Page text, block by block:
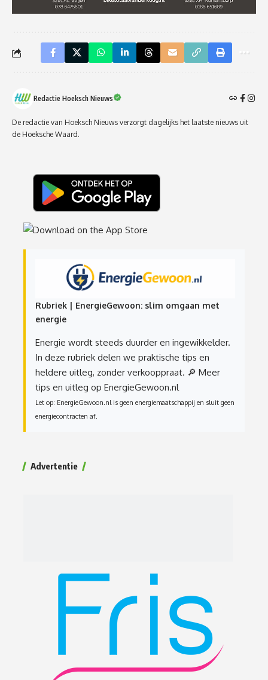
Redactie Hoeksch Nieuws
De redactie van Hoeksch Nieuws verzorgt dagelijks het laatste nieuws uit
de Hoeksche Waard.
Rubriek | EnergieGewoon: slim omgaan met
energie
Energie wordt steeds duurder en ingewikkelder.
In deze rubriek delen we praktische tips en
heldere uitleg, zonder verkooppraat. 🔎 Meer
tips en uitleg op EnergieGewoon.nl
Let op: EnergieGewoon.nl is geen energiemaatschappij en sluit geen
energiecontracten af.
Advertentie